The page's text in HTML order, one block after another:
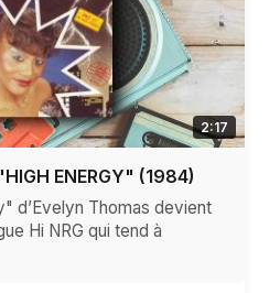
2:17
ENERGY" (1984)
d’Evelyn Thomas devient
Hi NRG qui tend à